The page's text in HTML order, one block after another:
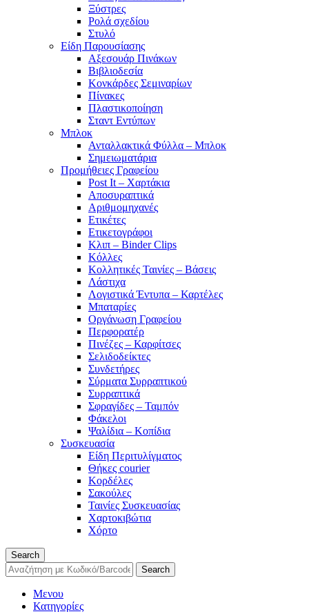
Ξύστρες
Ρολά σχεδίου
Στυλό
Είδη Παρουσίασης
Αξεσουάρ Πινάκων
Βιβλιοδεσία
Κονκάρδες Σεμιναρίων
Πίνακες
Πλαστικοποίηση
Σταντ Εντύπων
Μπλοκ
Ανταλλακτικά Φύλλα – Μπλοκ
Σημειωματάρια
Προμήθειες Γραφείου
Post It – Χαρτάκια
Αποσυραπτικά
Αριθμομηχανές
Ετικέτες
Ετικετογράφοι
Κλιπ – Binder Clips
Κόλλες
Κολλητικές Ταινίες – Βάσεις
Λάστιχα
Λογιστικά Έντυπα – Καρτέλες
Μπαταρίες
Οργάνωση Γραφείου
Περφορατέρ
Πινέζες – Καρφίτσες
Σελιδοδείκτες
Συνδετήρες
Σύρματα Συρραπτικού
Συρραπτικά
Σφραγίδες – Ταμπόν
Φάκελοι
Ψαλίδια – Κοπίδια
Συσκευασία
Είδη Περιτυλίγματος
Θήκες courier
Κορδέλες
Σακούλες
Ταινίες Συσκευασίας
Χαρτοκιβώτια
Χόρτο
Search
Search
Μενου
Κατηγορίες